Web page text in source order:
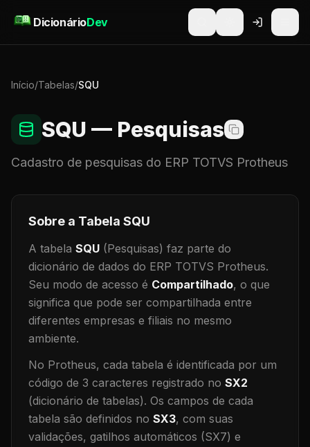
DicionárioDev
Início/Tabelas/SQU
SQU — Pesquisas
Cadastro de pesquisas do ERP TOTVS Protheus
Sobre a Tabela SQU
A tabela SQU (Pesquisas) faz parte do
dicionário de dados do ERP TOTVS Protheus.
Seu modo de acesso é Compartilhado, o que
significa que pode ser compartilhada entre
diferentes empresas e filiais no mesmo
ambiente.
No Protheus, cada tabela é identificada por um
código de 3 caracteres registrado no SX2
(dicionário de tabelas). Os campos de cada
tabela são definidos no SX3, com suas
validações, gatilhos automáticos (SX7) e